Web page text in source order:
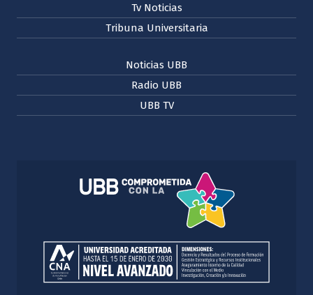
Tv Noticias
Tribuna Universitaria
Noticias UBB
Radio UBB
UBB TV